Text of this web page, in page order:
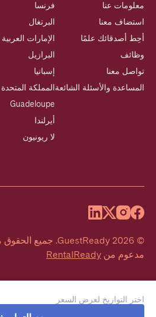
اختر التواريخ لعرض السعر
معلومات عنا
استضاف معنا
أحِط أصدقائك علمًا
وظائف
تواصل معنا
المساعدة والأسئلة الشائعة
فرنسا
البرتغال
الإمارات
البرازيل
إسبانيا
المملكة المتحدة
Guadeloupe
أيرلندا
لا ريونيون
©
2026
GuestReady
. جميع
مدعوم من RentalReady